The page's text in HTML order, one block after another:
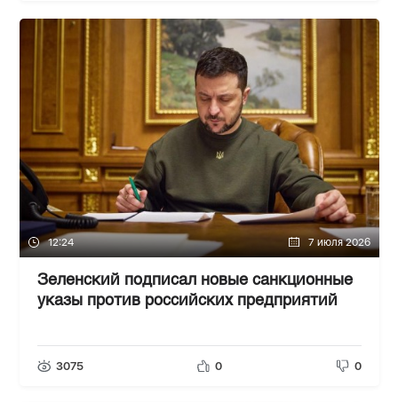
12:24 7 июля 2026
Зеленский подписал новые санкционные
указы против российских предприятий
3075 0 0